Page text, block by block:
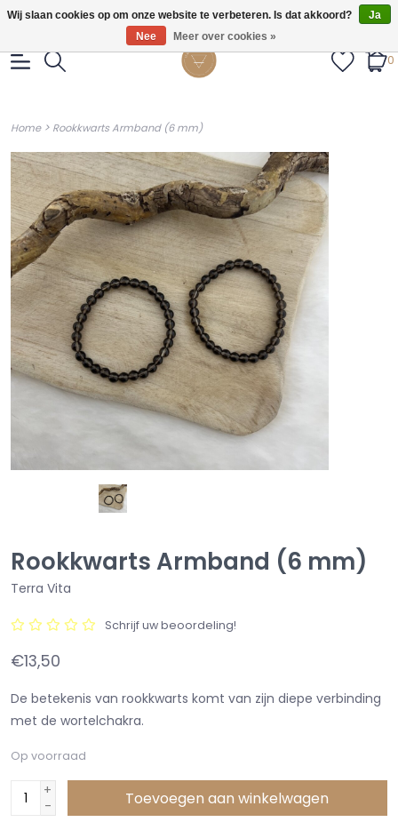
Gratis verzendig vanaf €55.
0
Home> Rookkwarts Armband (6 mm)
Rookkwarts Armband (6 mm)
Terra Vita
Schrijf uw beoordeling!
€13,50
De betekenis van rookkwarts komt van zijn diepe verbinding
met de wortelchakra.
Op voorraad
+
-
Toevoegen aan winkelwagen
Wij slaan cookies op om onze website te verbeteren. Is dat akkoord?
Ja
Nee
Meer over cookies »